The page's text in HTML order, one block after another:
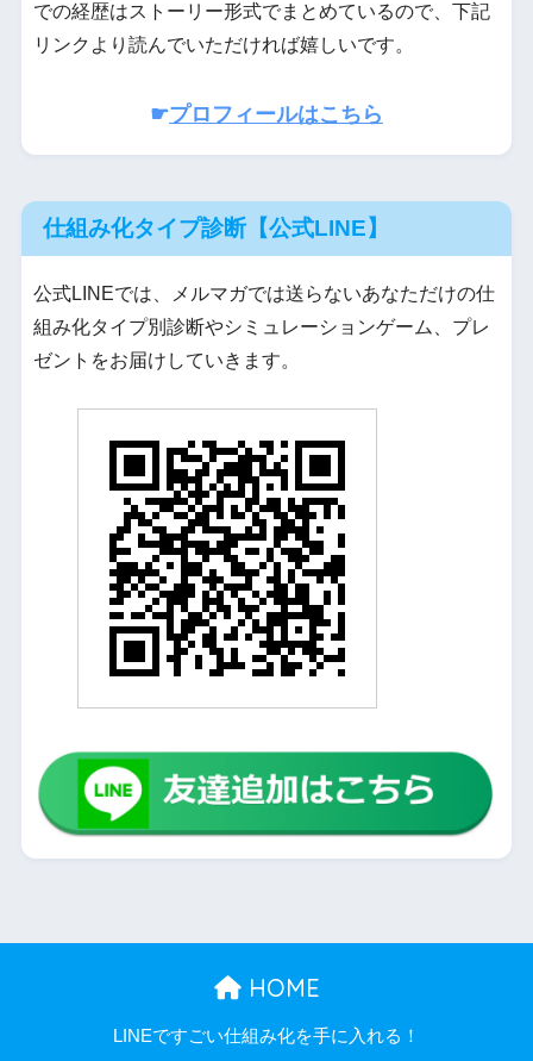
での経歴はストーリー形式でまとめているので、下記
リンクより読んでいただければ嬉しいです。
☛プロフィールはこちら
仕組み化タイプ診断【公式LINE】
公式LINEでは、メルマガでは送らないあなただけの仕
組み化タイプ別診断やシミュレーションゲーム、プレ
ゼントをお届けしていきます。
HOME
LINEですごい仕組み化を手に入れる！